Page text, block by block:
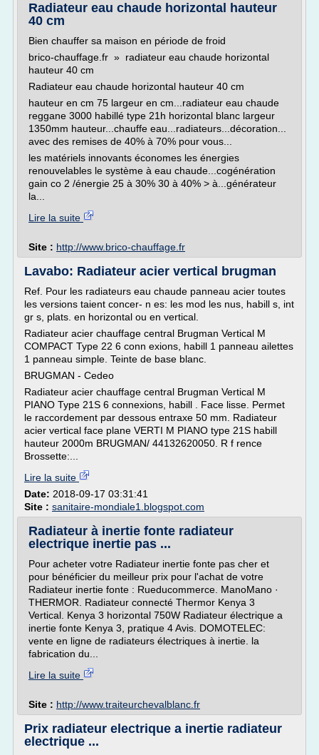
Radiateur eau chaude horizontal hauteur
40 cm
Bien chauffer sa maison en période de froid
brico-chauffage.fr » radiateur eau chaude horizontal
hauteur 40 cm
Radiateur eau chaude horizontal hauteur 40 cm
hauteur en cm 75 largeur en cm...radiateur eau chaude
reggane 3000 habillé type 21h horizontal blanc largeur
1350mm hauteur...chauffe eau...radiateurs...décoration...
avec des remises de 40% à 70% pour vous...
les matériels innovants économes les énergies
renouvelables le système à eau chaude...cogénération
gain co 2 /énergie 25 à 30% 30 à 40% > à...générateur
la...
Lire la suite
Site : http://www.brico-chauffage.fr
Lavabo: Radiateur acier vertical brugman
Ref. Pour les radiateurs eau chaude panneau acier toutes
les versions taient concer- n es: les mod les nus, habill s, int
gr s, plats. en horizontal ou en vertical.
Radiateur acier chauffage central Brugman Vertical M
COMPACT Type 22 6 conn exions, habill 1 panneau ailettes
1 panneau simple. Teinte de base blanc.
BRUGMAN - Cedeo
Radiateur acier chauffage central Brugman Vertical M
PIANO Type 21S 6 connexions, habill . Face lisse. Permet
le raccordement par dessous entraxe 50 mm. Radiateur
acier vertical face plane VERTI M PIANO type 21S habill
hauteur 2000m BRUGMAN/ 44132620050. R f rence
Brossette:...
Lire la suite
Date: 2018-09-17 03:31:41
Site : sanitaire-mondiale1.blogspot.com
Radiateur à inertie fonte radiateur
electrique inertie pas ...
Pour acheter votre Radiateur inertie fonte pas cher et
pour bénéficier du meilleur prix pour l'achat de votre
Radiateur inertie fonte : Rueducommerce. ManoMano ·
THERMOR. Radiateur connecté Thermor Kenya 3
Vertical. Kenya 3 horizontal 750W Radiateur électrique a
inertie fonte Kenya 3, pratique 4 Avis. DOMOTELEC:
vente en ligne de radiateurs électriques à inertie. la
fabrication du...
Lire la suite
Site : http://www.traiteurchevalblanc.fr
Prix radiateur electrique a inertie radiateur
electrique ...